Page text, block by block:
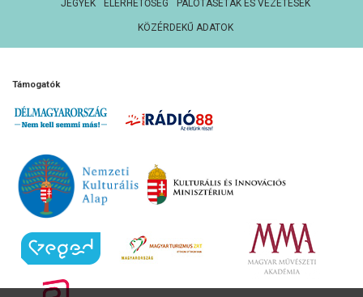
JEGYEK ELÉRHETŐSÉG PALOTASÉTÁK ÉS VEZETÉSEK
KÖZÉRDEKŰ ADATOK
Támogatók